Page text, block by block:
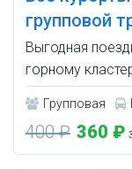
групповой
Выгодная
горному
Групповая
400 ₽ 360 ₽